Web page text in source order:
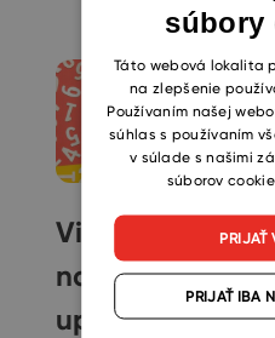
Viete, ako
nastaviť
upozornenia
súbory
Táto webová lokalita
na zlepšenie
Používaním našej
súhlas s používaním
v súlade s našimi
súborov
PRIJAŤ
PRIJAŤ IBA